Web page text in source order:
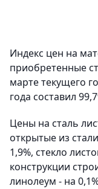
Индекс цен на
приобретенные
марте текущего
года составил
Цены на сталь
открытые из
1,9%, стекло
конструкции
линолеум - на